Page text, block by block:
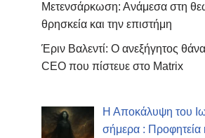
Μετενσάρκωση: Ανάμεσα στη
θρησκεία και την επιστήμη
Έριν Βαλεντί: Ο ανεξήγητος
CEO που πίστευε στο Matrix
Η Αποκάλυψη του
σήμερα : Προφητεία